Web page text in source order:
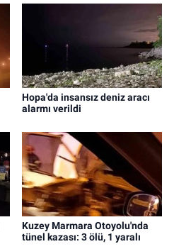
Hopa'da insansız deniz aracı
alarmı verildi
Kuzey Marmara Otoyolu'nda
tünel kazası: 3 ölü, 1 yaralı